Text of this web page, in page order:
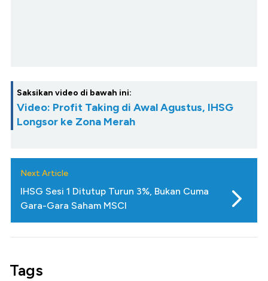
Saksikan video di bawah ini:
Video: Profit Taking di Awal Agustus, IHSG
Longsor ke Zona Merah
Next Article
IHSG Sesi 1 Ditutup Turun 3%, Bukan Cuma
Gara-Gara Saham MSCI
Tags